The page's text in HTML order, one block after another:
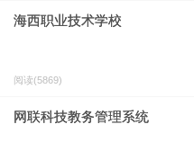
海西职业技术学校
阅读(5869)
网联科技教务管理系统